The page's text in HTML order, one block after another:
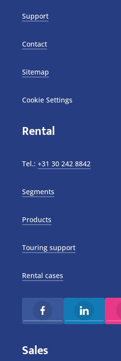
Support
Contact
Sitemap
Cookie Settings
Rental
Tel.: +31 30 242 8842
Segments
Products
Touring support
Rental cases
Sales